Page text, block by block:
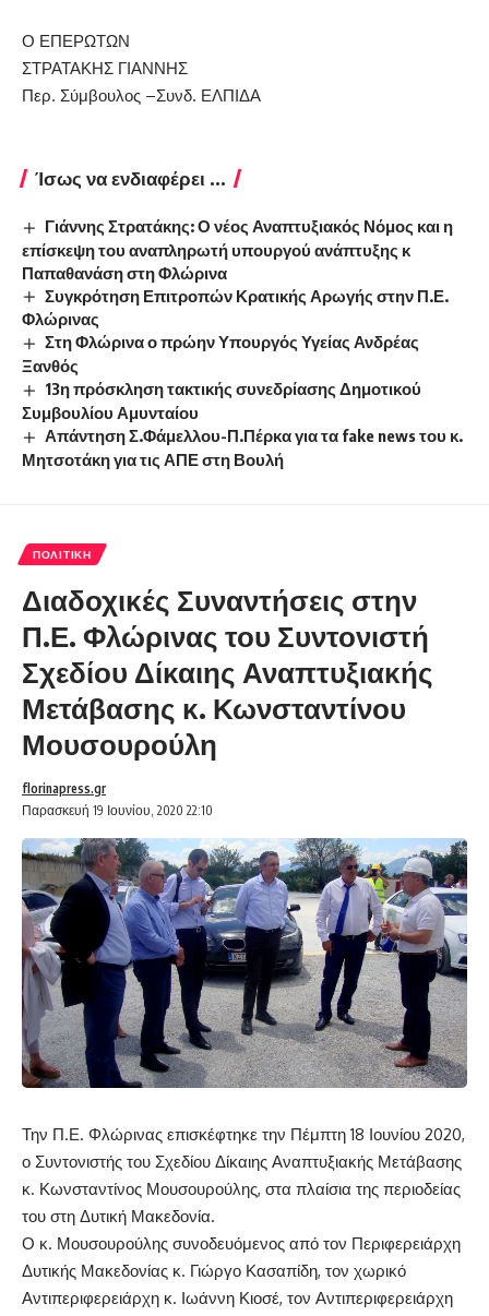
Ο ΕΠΕΡΩΤΩΝ
ΣΤΡΑΤΑΚΗΣ ΓΙΑΝΝΗΣ
Περ. Σύμβουλος –Συνδ. ΕΛΠΙΔΑ
Ίσως να ενδιαφέρει ...
Γιάννης Στρατάκης: Ο νέος Αναπτυξιακός Νόμος και η
επίσκεψη του αναπληρωτή υπουργού ανάπτυξης κ
Παπαθανάση στη Φλώρινα
Συγκρότηση Επιτροπών Κρατικής Αρωγής στην Π.Ε.
Φλώρινας
Στη Φλώρινα ο πρώην Υπουργός Υγείας Ανδρέας
Ξανθός
13η πρόσκληση τακτικής συνεδρίασης Δημοτικού
Συμβουλίου Αμυνταίου
Απάντηση Σ.Φάμελλου-Π.Πέρκα για τα fake news του κ.
Μητσοτάκη για τις ΑΠΕ στη Βουλή
ΠΟΛΙΤΙΚΉ
Διαδοχικές Συναντήσεις στην
Π.Ε. Φλώρινας του Συντονιστή
Σχεδίου Δίκαιης Αναπτυξιακής
Μετάβασης κ. Κωνσταντίνου
Μουσουρούλη
Παρασκευή 19 Ιουνίου, 2020 22:10
florinapress.gr
Την Π.Ε. Φλώρινας επισκέφτηκε την Πέμπτη 18 Ιουνίου 2020,
ο Συντονιστής του Σχεδίου Δίκαιης Αναπτυξιακής Μετάβασης
κ. Κωνσταντίνος Μουσουρούλης, στα πλαίσια της περιοδείας
του στη Δυτική Μακεδονία.
Ο κ. Μουσουρούλης συνοδευόμενος από τον Περιφερειάρχη
Δυτικής Μακεδονίας κ. Γιώργο Κασαπίδη, τον χωρικό
Αντιπεριφερειάρχη κ. Ιωάννη Κιοσέ, τον Αντιπεριφερειάρχη